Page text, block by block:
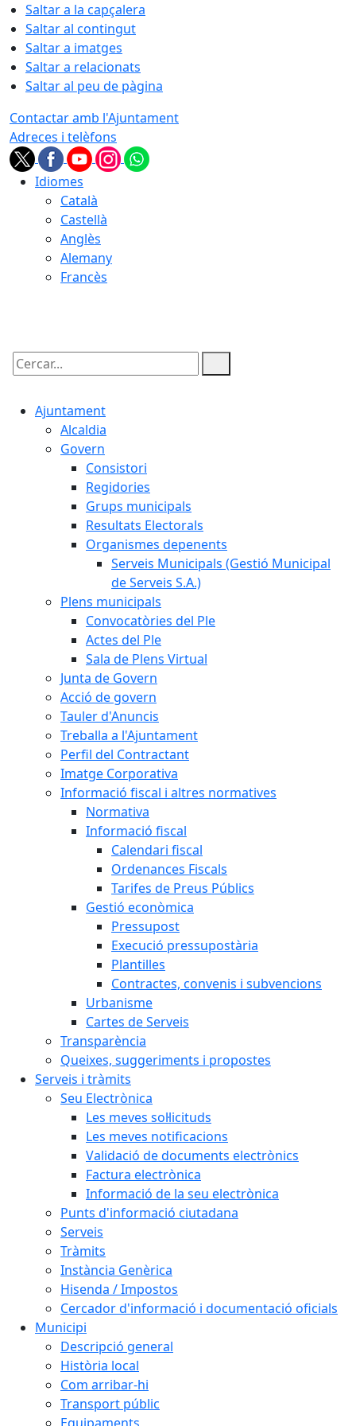
Saltar a la capçalera
Saltar al contingut
Saltar a imatges
Saltar a relacionats
Saltar al peu de pàgina
Contactar amb l'Ajuntament
Adreces i telèfons
Idiomes
Català
Castellà
Anglès
Alemany
Francès
Cercar:
Ajuntament
Alcaldia
Govern
Consistori
Regidories
Grups municipals
Resultats Electorals
Organismes depenents
Serveis Municipals (Gestió Municipal
de Serveis S.A.)
Plens municipals
Convocatòries del Ple
Actes del Ple
Sala de Plens Virtual
Junta de Govern
Acció de govern
Tauler d'Anuncis
Treballa a l'Ajuntament
Perfil del Contractant
Imatge Corporativa
Informació fiscal i altres normatives
Normativa
Informació fiscal
Calendari fiscal
Ordenances Fiscals
Tarifes de Preus Públics
Gestió econòmica
Pressupost
Execució pressupostària
Plantilles
Contractes, convenis i subvencions
Urbanisme
Cartes de Serveis
Transparència
Queixes, suggeriments i propostes
Serveis i tràmits
Seu Electrònica
Les meves sol·licituds
Les meves notificacions
Validació de documents electrònics
Factura electrònica
Informació de la seu electrònica
Punts d'informació ciutadana
Serveis
Tràmits
Instància Genèrica
Hisenda / Impostos
Cercador d'informació i documentació oficials
Municipi
Descripció general
Història local
Com arribar-hi
Transport públic